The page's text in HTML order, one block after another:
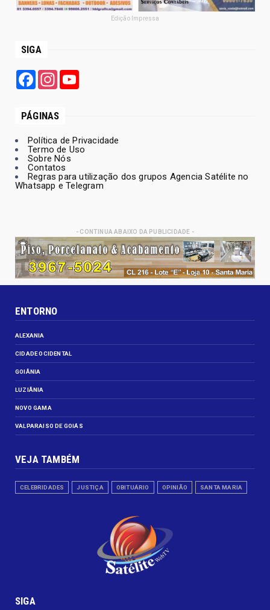
Edição Impressa
SIGA
FacebookInstagram
PÁGINAS
Política de Privacidade
Termo de Uso
Sobre Nós
Contatos
Regras para utilização dos grupos Agencia Satélite no
Whatsapp e Telegram
- CONTINUA ABAIXO DA PUBLICIDADE -
ENTORNO
ALEXANIA
CIDADE OCIDENTAL
GOIÂNIA
LUZIÂNIA
NOVO GAMA
VALPARAISO DE GOIÁS
VEJA TAMBÉM
CELEBRIDADES JUSTIÇA OBITUÁRIO OPINIÃO SANTA MARIA
SIGA